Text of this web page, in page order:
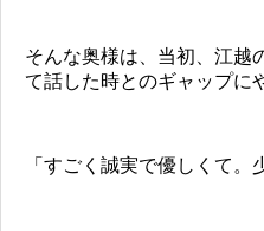
そんな奥様は、当初、江越
て話した時とのギャップに
「すごく誠実で優しくて。